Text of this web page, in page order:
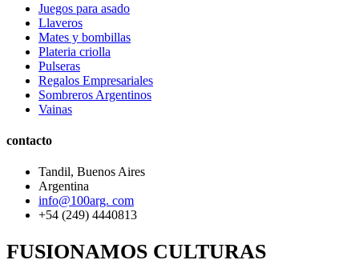
Juegos para asado
Llaveros
Mates y bombillas
Plateria criolla
Pulseras
Regalos Empresariales
Sombreros Argentinos
Vainas
contacto
Tandil, Buenos Aires
Argentina
info@100arg. com
+54 (249) 4440813
FUSIONAMOS CULTURAS